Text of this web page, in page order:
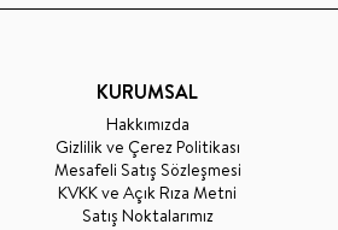
KURUMSAL
Hakkımızda
Gizlilik ve Çerez Politikası
Mesafeli Satış Sözleşmesi
KVKK ve Açık Rıza Metni
Satış Noktalarımız